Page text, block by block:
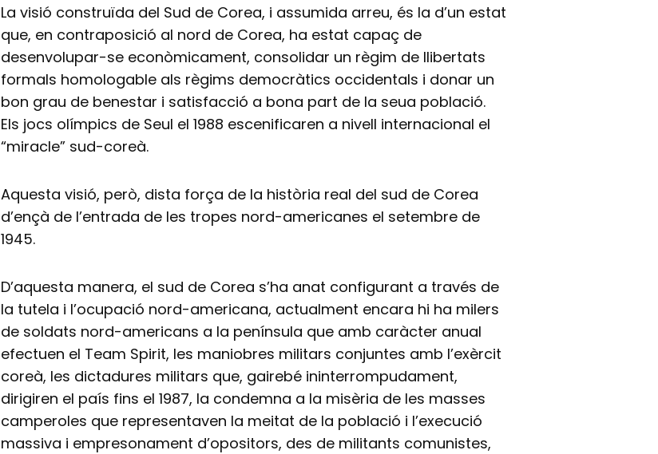
La visió construïda del Sud de Corea, i assumida arreu, és la d’un estat
que, en contraposició al nord de Corea, ha estat capaç de
desenvolupar-se econòmicament, consolidar un règim de llibertats
formals homologable als règims democràtics occidentals i donar un
bon grau de benestar i satisfacció a bona part de la seua població.
Els jocs olímpics de Seul el 1988 escenificaren a nivell internacional el
“miracle” sud-coreà.
Aquesta visió, però, dista força de la història real del sud de Corea
d’ençà de l’entrada de les tropes nord-americanes el setembre de
1945.
D’aquesta manera, el sud de Corea s’ha anat configurant a través de
la tutela i l’ocupació nord-americana, actualment encara hi ha milers
de soldats nord-americans a la península que amb caràcter anual
efectuen el Team Spirit, les maniobres militars conjuntes amb l’exèrcit
coreà, les dictadures militars que, gairebé ininterrompudament,
dirigiren el país fins el 1987, la condemna a la misèria de les masses
camperoles que representaven la meitat de la població i l’execució
massiva i empresonament d’opositors, des de militants comunistes,